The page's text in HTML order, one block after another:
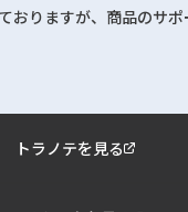
おりますが、商品のサポ
トラノテを見る